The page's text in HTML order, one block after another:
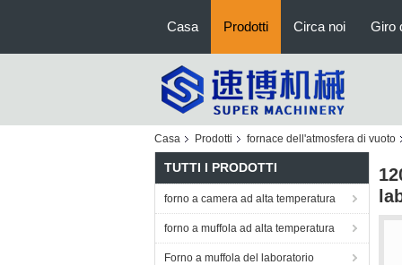
Casa Prodotti Circa noi Giro
Casa Prodotti fornace dell'atmosfera di vuoto
TUTTI I PRODOTTI
forno a camera ad alta temperatura
forno a muffola ad alta temperatura
Forno a muffola del laboratorio